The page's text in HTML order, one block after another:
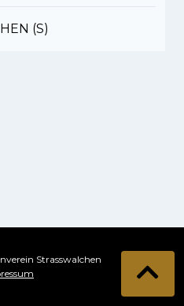
(S)
Strasswalchen